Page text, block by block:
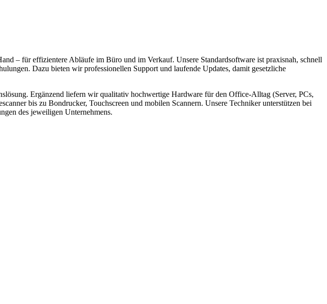
– für effizientere Abläufe im Büro und im Verkauf. Unsere Standardsoftware ist praxisnah, schnell
Dazu bieten wir professionellen Support und laufende Updates, damit gesetzliche
Ergänzend liefern wir qualitativ hochwertige Hardware für den Office-Alltag (Server, PCs,
bis zu Bondrucker, Touchscreen und mobilen Scannern. Unsere Techniker unterstützen bei
des jeweiligen Unternehmens.